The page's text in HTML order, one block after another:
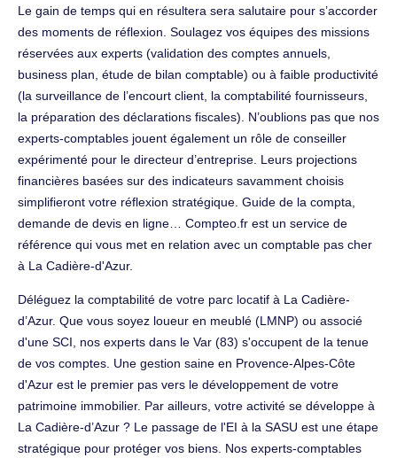
Le gain de temps qui en résultera sera salutaire pour s’accorder
des moments de réflexion. Soulagez vos équipes des missions
réservées aux experts (validation des comptes annuels,
business plan, étude de bilan comptable) ou à faible productivité
(la surveillance de l’encourt client, la comptabilité fournisseurs,
la préparation des déclarations fiscales). N’oublions pas que nos
experts-comptables jouent également un rôle de conseiller
expérimenté pour le directeur d’entreprise. Leurs projections
financières basées sur des indicateurs savamment choisis
simplifieront votre réflexion stratégique. Guide de la compta,
demande de devis en ligne… Compteo.fr est un service de
référence qui vous met en relation avec un comptable pas cher
à La Cadière-d'Azur.
Déléguez la comptabilité de votre parc locatif à La Cadière-
d’Azur. Que vous soyez loueur en meublé (LMNP) ou associé
d'une SCI, nos experts dans le Var (83) s'occupent de la tenue
de vos comptes. Une gestion saine en Provence-Alpes-Côte
d'Azur est le premier pas vers le développement de votre
patrimoine immobilier. Par ailleurs, votre activité se développe à
La Cadière-d’Azur ? Le passage de l'EI à la SASU est une étape
stratégique pour protéger vos biens. Nos experts-comptables